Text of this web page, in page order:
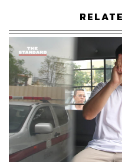
“พรรคประชาชนกำลังรื้อโ
ฝังรากลึกผ่านรัฐธรรมนูญแ
พยายามทำชัดเจน ใครก็ตา
จะทราบว่ายานพาหนะที่ชื่อ
ทิศทางไหน
“เมื่อคุณสุรพลมาอยู่ตรงนี้
วิพากษ์วิจารณ์และมีสิทธิชี้แ
เครื่องมือพิสูจน์ต่อไปว่า กา